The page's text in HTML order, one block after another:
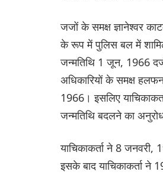
जजों के समक्ष ज्ञानेश्वर
के रूप में पुलिस बल में
जन्मतिथि 1 जून, 1966
अधिकारियों के समक्ष
1966। इसलिए
जन्मतिथि बदलने का
याचिकाकर्ता ने 8
इसके बाद याचिकाकर्ता ने